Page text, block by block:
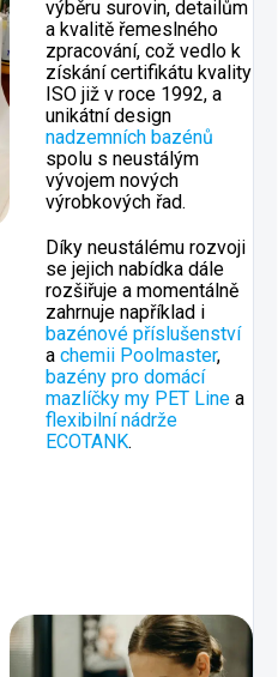
výběru surovin, detailům
a kvalitě řemeslného
zpracování, což vedlo k
získání certifikátu kvality
ISO již v roce 1992, a
unikátní design
nadzemních bazénů
spolu s neustálým
vývojem nových
výrobkových řad.
Díky neustálému rozvoji
se jejich nabídka dále
rozšiřuje a momentálně
zahrnuje například i
bazénové příslušenství
a chemii Poolmaster,
bazény pro domácí
mazlíčky my PET Line a
flexibilní nádrže
ECOTANK.